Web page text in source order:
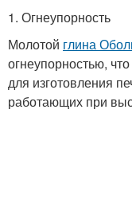
1. Огнеупорность
Молотой глина
огнеупорностью,
для изготовления
работающих при